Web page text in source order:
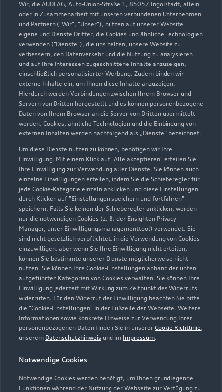
Wir, die AUDI AG, Auto-Union-Straße 1, 85057 Ingolstadt, allein
oder in Zusammenarbeit mit unseren verbundenen Unternehmen
und Partnern ("Wir", "Unser"), nutzen auf unserer Website
eigene und Dienste Dritter, die Cookies und ähnliche Technologien
verwenden ("Dienste"), die uns helfen, unsere Website zu
verbessern, den Datenverkehr und die Nutzung zu analysieren
und auf Ihre Interessen zugeschnittene Inhalte anzuzeigen,
einschließlich personalisierter Werbung. Zudem binden wir
externe Inhalte ein, um Ihnen diese Inhalte anzuzeigen.
Hierdurch werden Verbindungen zwischen Ihrem Browser und
Servern von Dritten hergestellt und es können personenbezogene
Daten von Ihrem Browser an die Server von Dritten übermittelt
werden. Cookies, ähnliche Technologien und die Einbindung von
externen Inhalten werden nachfolgend als „Dienste“ bezeichnet.
Um diese Dienste nutzen zu können, benötigen wir Ihre
Einwilligung. Mit einem Klick auf "Alle akzeptieren" erteilen Sie
Ihre Einwilligung zur Verwendung aller Dienste. Sie können auch
einzelne Einwilligungen erteilen, indem Sie die Schieberegler für
jede Cookie-Kategorie einzeln anklicken und diese Einstellungen
durch Klicken auf "Einstellungen speichern und fortfahren"
speichern. Falls Sie keinen der Schieberegler anklicken, werden
nur die notwendigen Cookies (z. B. der Ensighten Privacy
Manager, unser Einwilligungsmanagementtool) verwendet. Sie
sind nicht gesetzlich verpflichtet, in die Verwendung von Cookies
einzuwilligen, aber wenn Sie Ihre Einwilligung nicht erteilen,
können Sie bestimmte unserer Dienste möglicherweise nicht
nutzen. Sie können Ihre Cookie-Einstellungen anhand der unten
aufgeführten Kategorien von Cookies verwalten. Sie können Ihre
Einwilligung jederzeit mit Wirkung zum Zeitpunkt des Widerrufs
widerrufen. Für den Widerruf der Einwilligung beachten Sie bitte
die "Cookie-Einstellungen" in der Fußzeile der Webseite. Weitere
Informationen sowie konkrete Hinweise zur Verwendung Ihrer
personenbezogenen Daten finden Sie in unserer Cookie Richtlinie,
unserem Datenschutzhinweis und im Impressum.
Notwendige Cookies
Notwendige Cookies werden benötigt, um Ihnen grundlegende
Funktionen während der Nutzung der Webseite zur Verfügung zu
Service
Geschlossen,öffnet amDonnerstag
07:00
Zur Reparatur
Zur Inspektion